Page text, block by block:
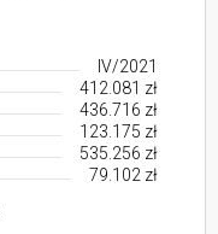
IV/2021
412.081 zł
436.716 zł
123.175 zł
535.256 zł
79.102 zł